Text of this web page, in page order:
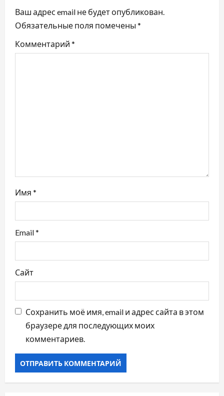
Ваш адрес email не будет опубликован.
Обязательные поля помечены *
Комментарий *
Имя *
Email*
Сайт
Сохранить моё имя, email и адрес сайта в этом
браузере для последующих моих
комментариев.